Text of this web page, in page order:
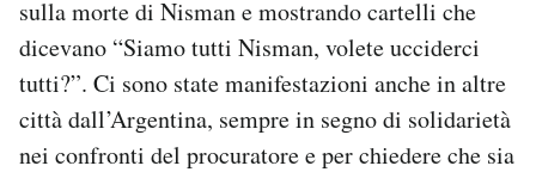
sulla morte di Nisman e mostrando cartelli che
dicevano “Siamo tutti Nisman, volete ucciderci
tutti?”. Ci sono state manifestazioni anche in altre
città dall’Argentina, sempre in segno di solidarietà
nei confronti del procuratore e per chiedere che sia